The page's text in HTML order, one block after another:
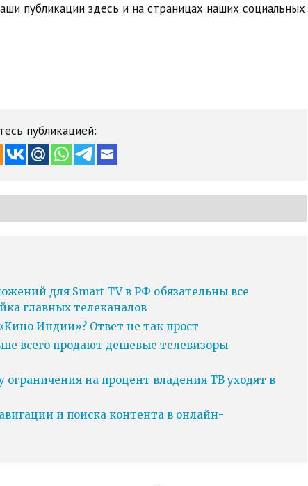
публикации здесь и на страницах наших социальных
публикацией:
для Smart TV в РФ обязательны все
главных телеканалов
Индии»? Ответ не так прост
всего продают дешевые телевизоры
ограничения на процент владения ТВ уходят в
и поиска контента в онлайн-